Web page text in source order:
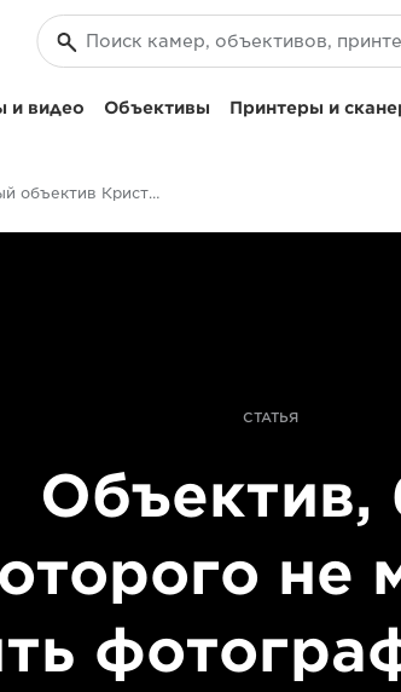
и видео Объективы Принтеры и
Любимый объектив Кристиана Циглера для съемки дикой природы
СТАТЬЯ
Объектив,
не